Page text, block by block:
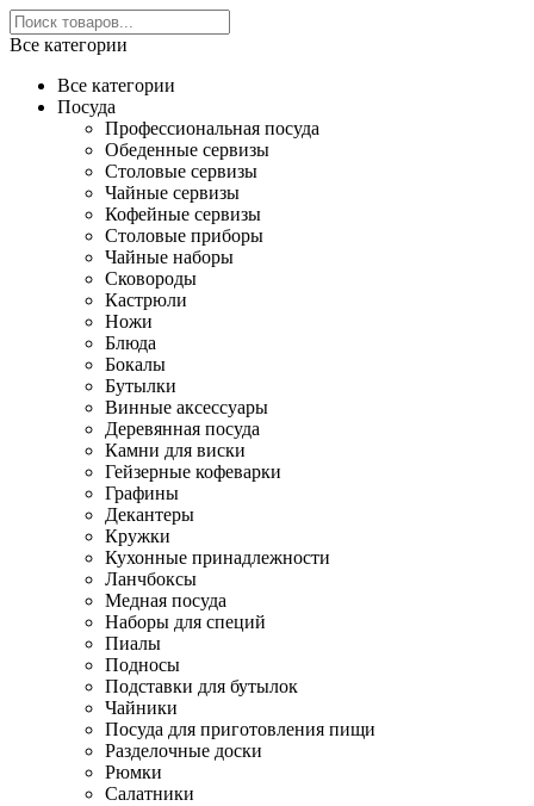
Все категории
Все категории
Посуда
Профессиональная посуда
Обеденные сервизы
Столовые сервизы
Чайные сервизы
Кофейные сервизы
Столовые приборы
Чайные наборы
Сковороды
Кастрюли
Ножи
Блюда
Бокалы
Бутылки
Винные аксессуары
Деревянная посуда
Камни для виски
Гейзерные кофеварки
Графины
Декантеры
Кружки
Кухонные принадлежности
Ланчбоксы
Медная посуда
Наборы для специй
Пиалы
Подносы
Подставки для бутылок
Чайники
Посуда для приготовления пищи
Разделочные доски
Рюмки
Салатники